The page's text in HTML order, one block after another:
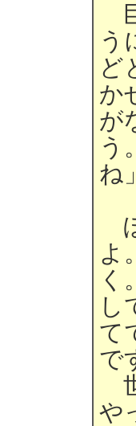
う
ど
か
が
う
ね
よ
く
し
て
で
や